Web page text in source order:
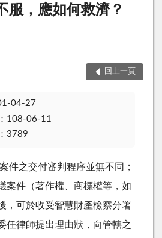
服，應如何救濟？
回上一頁
04-27
108-06-11
3789
件之交付審判程序並無不同；
案件（著作權、商標權等，如
，可於收受智慧財產檢察分署
任律師提出理由狀，向管轄之